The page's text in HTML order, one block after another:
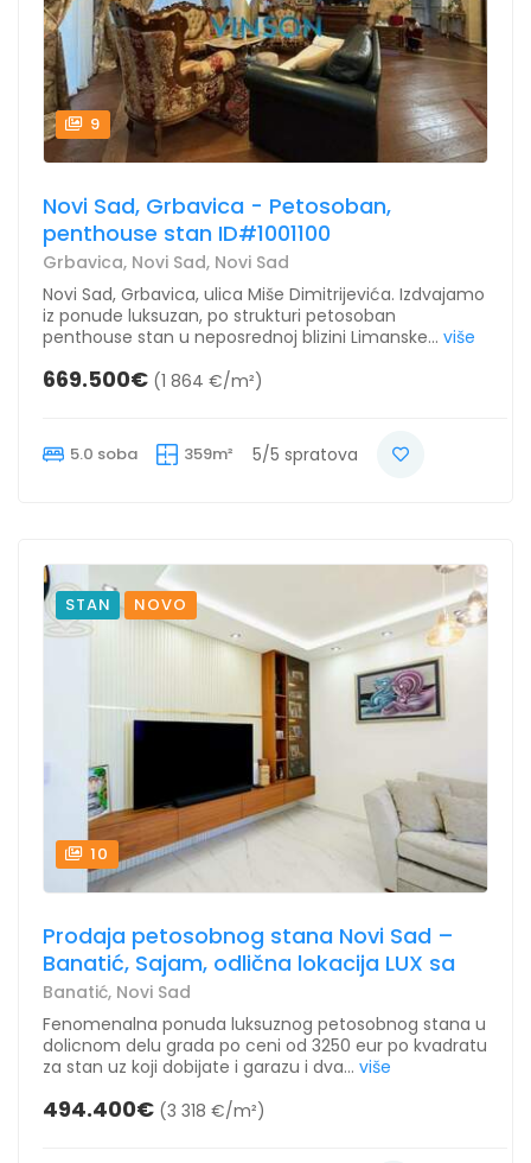
9
Novi Sad, Grbavica - Petosoban,
penthouse stan ID#1001100
Grbavica, Novi Sad, Novi Sad
Novi Sad, Grbavica, ulica Miše Dimitrijevića. Izdvajamo
iz ponude luksuzan, po strukturi petosoban
penthouse stan u neposrednoj blizini Limanske... više
669.500€ (1 864 €/m²)
5.0 soba 359m² 5/5 spratova
STAN NOVO
10
Prodaja petosobnog stana Novi Sad –
Banatić, Sajam, odlična lokacija LUX sa
Banatić, Novi Sad
Fenomenalna ponuda luksuznog petosobnog stana u
dolicnom delu grada po ceni od 3250 eur po kvadratu
za stan uz koji dobijate i garazu i dva... više
494.400€ (3 318 €/m²)